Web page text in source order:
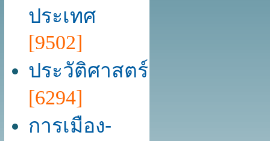
ประเทศ
[9502]
ประวัติศาสตร์
[6294]
การเมือง-